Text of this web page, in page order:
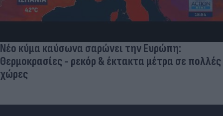
Νέο κύμα καύσωνα σαρώνει την Ευρώπη:
Θερμοκρασίες - ρεκόρ & έκτακτα μέτρα σε πολλές
χώρες